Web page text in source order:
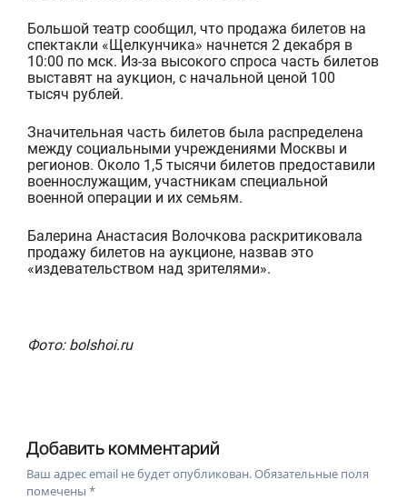
Большой театр сообщил, что продажа билетов на
спектакли «Щелкунчика» начнется 2 декабря в
10:00 по мск. Из-за высокого спроса часть билетов
выставят на аукцион, с начальной ценой 100
тысяч рублей.
Значительная часть билетов была распределена
между социальными учреждениями Москвы и
регионов. Около 1,5 тысячи билетов предоставили
военнослужащим, участникам специальной
военной операции и их семьям.
Балерина Анастасия Волочкова раскритиковала
продажу билетов на аукционе, назвав это
«издевательством над зрителями».
Фото: bolshoi.ru
Добавить комментарий
Ваш адрес email не будет опубликован.Обязательные поля
помечены*